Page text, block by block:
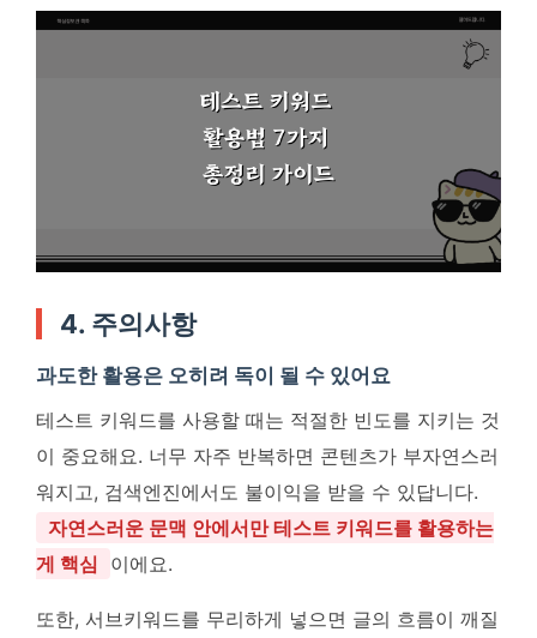
4. 주의사항
과도한 활용은 오히려 독이 될 수 있어요
테스트 키워드를 사용할 때는 적절한 빈도를 지키는 것
이 중요해요. 너무 자주 반복하면 콘텐츠가 부자연스러
워지고, 검색엔진에서도 불이익을 받을 수 있답니다.
자연스러운 문맥 안에서만 테스트 키워드를 활용하는
게 핵심
이에요.
또한, 서브키워드를 무리하게 넣으면 글의 흐름이 깨질